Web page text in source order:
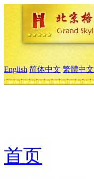
English 简体中文 繁體中文
首页